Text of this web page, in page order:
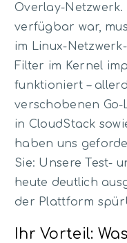
Overlay-
verfügbar war,
im Linux-
Filter im Kernel
funktioniert –
verschobenen Go-
in CloudStack
haben uns
Sie: Unsere Test-
heute deutlich
der Plattform
Ihr Vorteil: